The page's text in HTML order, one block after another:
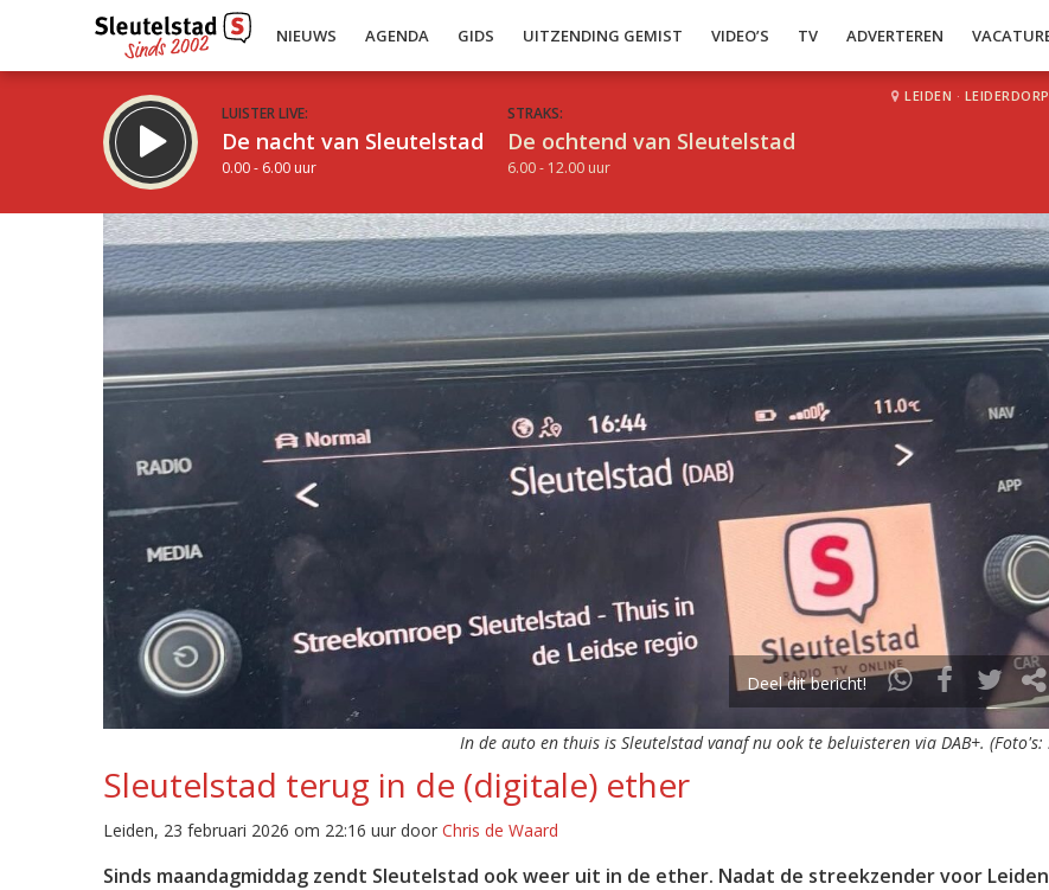
NIEUWS AGENDA GIDS UITZENDING GEMIST VIDEO’S TV ADVERTEREN
LUISTER LIVE:
De nacht van Sleutelstad
0.00 - 6.00 uur
STRAKS:
De ochtend van Sleutelstad
6.00 - 12.00 uur
LEIDEN · LEIDERDORP
Deel dit bericht!
In de auto en thuis is Sleutelstad vanaf nu ook te beluisteren via DAB+. (Foto's:
Sleutelstad terug in de (digitale) ether
Leiden, 23 februari 2026 om 22:16 uur door Chris de Waard
Sinds maandagmiddag zendt Sleutelstad ook weer uit in de ether. Nadat de streekzender voor